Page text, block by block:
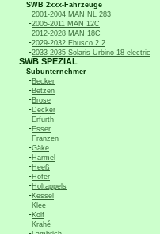
SWB 2xxx-Fahrzeuge
-2001-2004 MAN NL 283
-2005-2011 MAN 12C
-2012-2028 MAN 18C
-2029-2032 Ebusco 2.2
-2033-2035 Solaris Urbino 18 electric
SWB SPEZIAL
Subunternehmer
-Becker
-Betzen
-Brose
-Decker
-Erfurth
-Esser
-Franzen
-Gäke
-Harmel
-Heeß
-Höfer
-Holtappels
-Kessel
-Klee
-Kolf
-Krahé